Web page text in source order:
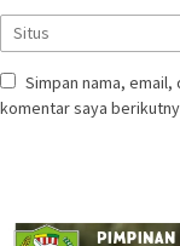
Simpan nama,
komentar saya